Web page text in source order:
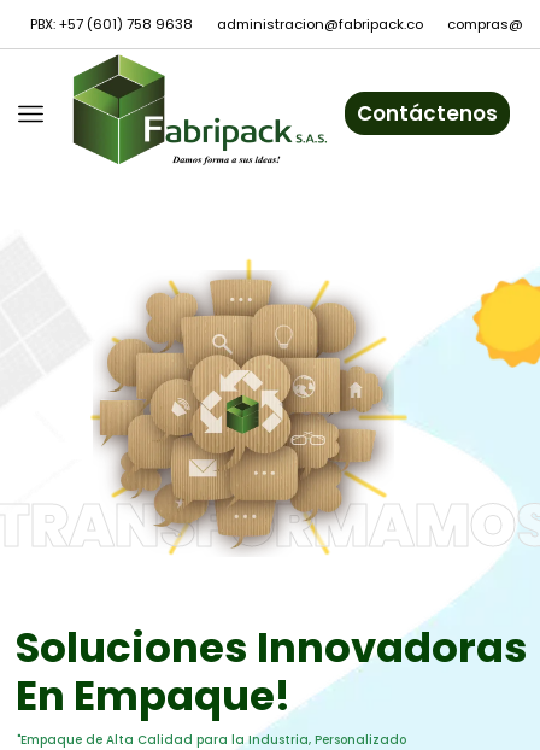
PBX: +57 (601) 758 9638 administracion@fabripack.co
Contáctenos
Soluciones Innovadoras
En Empaque!
"Empaque de Alta Calidad para la Industria, Personalizado